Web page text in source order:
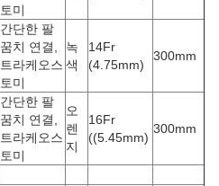
토미
간단한 팔
꿈치 연결,
트라케오스
토미
녹
색
14Fr
(4.75mm)
300mm
간단한 팔
꿈치 연결,
트라케오스
토미
오
렌
지
16Fr
((5.45mm)
300mm